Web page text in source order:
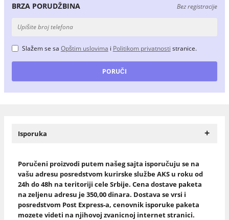
BRZA PORUDŽBINA Bez registracije
Slažem se sa Opštim uslovima i Politikom privatnosti stranice.
Isporuka +
Poručeni proizvodi putem našeg sajta isporučuju se na
vašu adresu posredstvom kurirske službe AKS u roku od
24h do 48h na teritoriji cele Srbije. Cena dostave paketa
na zeljenu adresu je 350,00 dinara. Dostava se vrsi i
posredstvom Post Express-a, cenovnik isporuke paketa
mozete videti na njihovoj zvanicnoj internet stranici.